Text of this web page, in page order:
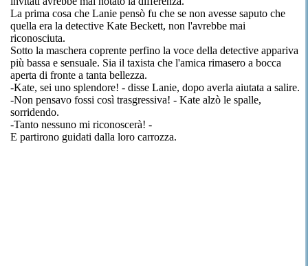
La prima cosa che Lanie pensò fu che se non avesse saputo che
quella era la detective Kate Beckett, non l'avrebbe mai
riconosciuta.
Sotto la maschera coprente perfino la voce della detective appariva
più bassa e sensuale. Sia il taxista che l'amica rimasero a bocca
aperta di fronte a tanta bellezza.
-Kate, sei uno splendore! - disse Lanie, dopo averla aiutata a salire.
-Non pensavo fossi così trasgressiva! - Kate alzò le spalle,
sorridendo.
-Tanto nessuno mi riconoscerà! -
E partirono guidati dalla loro carrozza.